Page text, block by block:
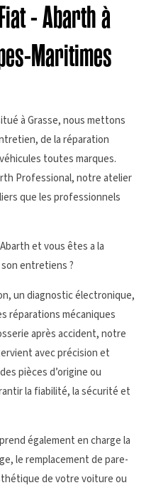
- Abarth à
Maritimes
àGrasse, nous mettons
de la réparation
toutes marques.
Professional, notre atelier
que les professionnels
et vous êtes a la
entretiens ?
un diagnostic électronique,
réparations mécaniques
après accident, notre
avec précision et
pièces d’origine ou
la fiabilité, la sécurité et
également en charge la
le remplacement de pare-
de votre voiture ou